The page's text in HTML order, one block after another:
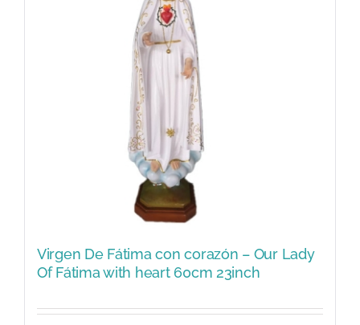
Virgen De Fátima con corazón – Our Lady
Of Fátima with heart 60cm 23inch